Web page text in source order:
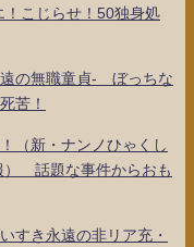
！こじらせ！50独身処
の無職童貞- ぼっちな
苦！
（新・ナンノひゃくし
） 話題な事件からおも
すき永遠の非リア充・